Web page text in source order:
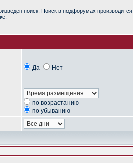
поиск. Поиск в подфорумах производится
Да Нет
по возрастанию
по убыванию